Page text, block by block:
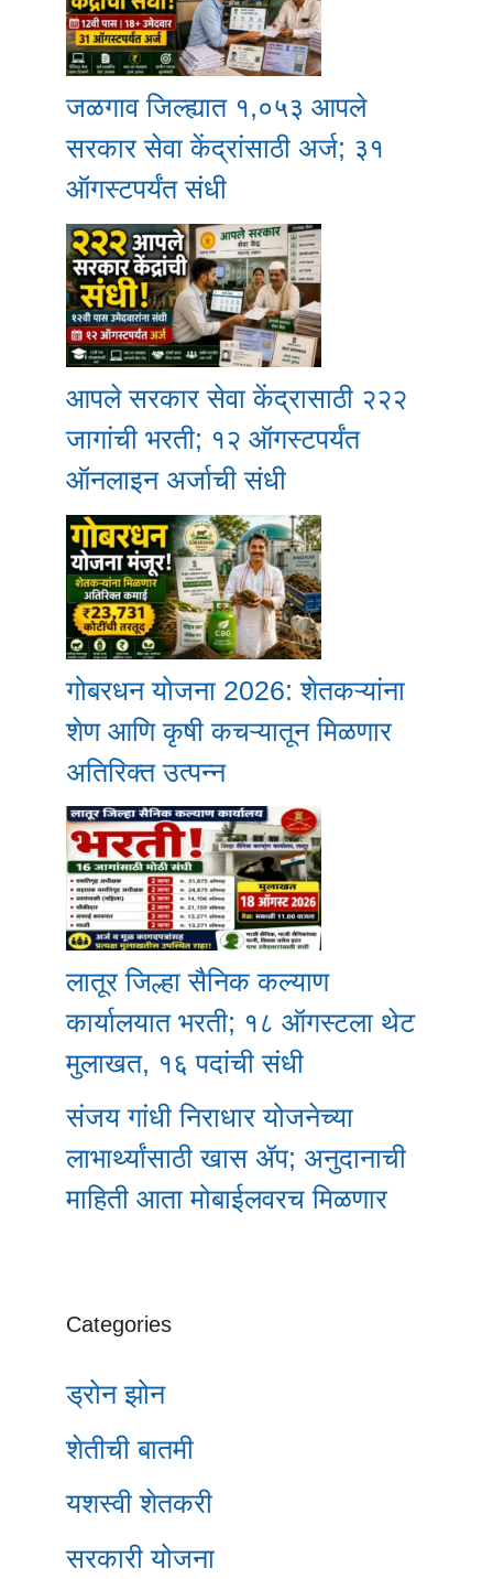
जळगाव जिल्ह्यात १,०५३ आपले
सरकार सेवा केंद्रांसाठी अर्ज; ३१
ऑगस्टपर्यंत संधी
आपले सरकार सेवा केंद्रासाठी २२२
जागांची भरती; १२ ऑगस्टपर्यंत
ऑनलाइन अर्जाची संधी
गोबरधन योजना 2026: शेतकऱ्यांना
शेण आणि कृषी कचऱ्यातून मिळणार
अतिरिक्त उत्पन्न
लातूर जिल्हा सैनिक कल्याण
कार्यालयात भरती; १८ ऑगस्टला थेट
मुलाखत, १६ पदांची संधी
संजय गांधी निराधार योजनेच्या
लाभार्थ्यांसाठी खास ॲप; अनुदानाची
माहिती आता मोबाईलवरच मिळणार
Categories
ड्रोन झोन
शेतीची बातमी
यशस्वी शेतकरी
सरकारी योजना